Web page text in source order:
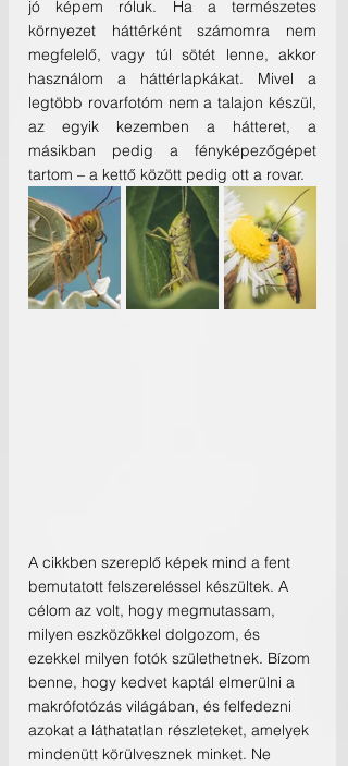
jó képem róluk. Ha a természetes
környezet háttérként számomra nem
megfelelő, vagy túl sötét lenne, akkor
használom a háttérlapkákat. Mivel a
legtöbb rovarfotóm nem a talajon készül,
az egyik kezemben a hátteret, a
másikban pedig a fényképezőgépet
tartom – a kettő között pedig ott a rovar.
A cikkben szereplő képek mind a fent
bemutatott felszereléssel készültek. A
célom az volt, hogy megmutassam,
milyen eszközökkel dolgozom, és
ezekkel milyen fotók születhetnek. Bízom
benne, hogy kedvet kaptál elmerülni a
makrófotózás világában, és felfedezni
azokat a láthatatlan részleteket, amelyek
mindenütt körülvesznek minket. Ne